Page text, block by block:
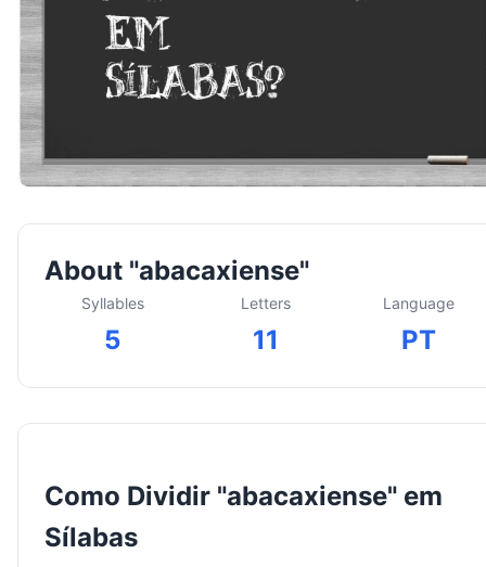
About "abacaxiense"
Syllables
5
Letters
11
Language
PT
Como Dividir "abacaxiense" em
Sílabas